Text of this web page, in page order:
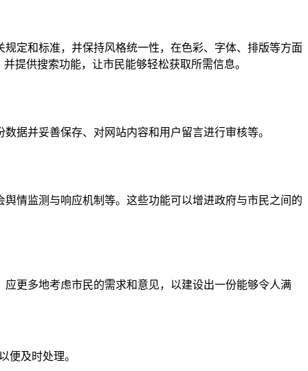
定和标准，并保持风格统一性，在色彩、字体、排版等方面
提供搜索功能，让市民能够轻松获取所需信息。
据并妥善保存、对网站内容和用户留言进行审核等。
情监测与响应机制等。这些功能可以增进政府与市民之间的
更多地考虑市民的需求和意见，以建设出一份能够令人满
便及时处理。